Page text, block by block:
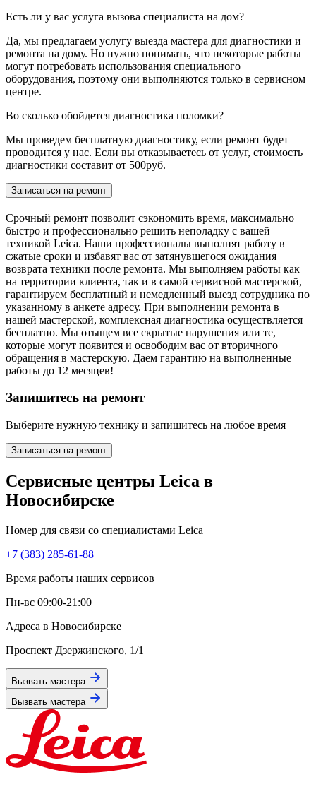
Есть ли у вас услуга вызова специалиста на дом?
Да, мы предлагаем услугу выезда мастера для диагностики и
ремонта на дому. Но нужно понимать, что некоторые работы
могут потребовать использования специального
оборудования, поэтому они выполняются только в сервисном
центре.
Во сколько обойдется диагностика поломки?
Мы проведем бесплатную диагностику, если ремонт будет
проводится у нас. Если вы отказываетесь от услуг, стоимость
диагностики составит от 500руб.
Записаться на ремонт
Срочный ремонт позволит сэкономить время, максимально
быстро и профессионально решить неполадку с вашей
техникой Leica. Наши профессионалы выполнят работу в
сжатые сроки и избавят вас от затянувшегося ожидания
возврата техники после ремонта. Мы выполняем работы как
на территории клиента, так и в самой сервисной мастерской,
гарантируем бесплатный и немедленный выезд сотрудника по
указанному в анкете адресу. При выполнении ремонта в
нашей мастерской, комплексная диагностика осуществляется
бесплатно. Мы отыщем все скрытые нарушения или те,
которые могут появится и освободим вас от вторичного
обращения в мастерскую. Даем гарантию на выполненные
работы до 12 месяцев!
Запишитесь на ремонт
Выберите нужную технику и запишитесь на любое время
Записаться на ремонт
Сервисные центры Leica в
Новосибирске
Номер для связи со специалистами Leica
+7 (383) 285-61-88
Время работы наших сервисов
Пн-вс 09:00-21:00
Адреса в Новосибирске
Проспект Дзержинского, 1/1
Вызвать мастера
Вызвать мастера